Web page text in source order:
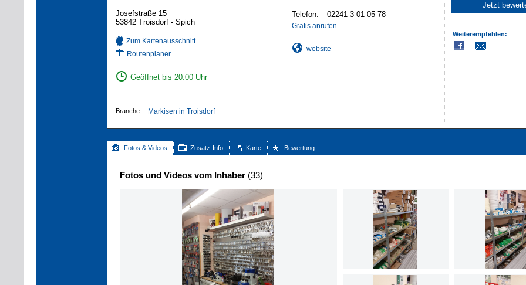
Josefstraße 15
53842 Troisdorf - Spich
Zum Kartenausschnitt
Routenplaner
Geöffnet bis 20:00 Uhr
Telefon: 02241 3 01 05 78
Gratis anrufen
website
Branche: Markisen in Troisdorf
Jetzt
Weiterempfehlen:
Fotos & Videos Zusatz-Info Karte Bewertung
Fotos und Videos vom Inhaber (33)